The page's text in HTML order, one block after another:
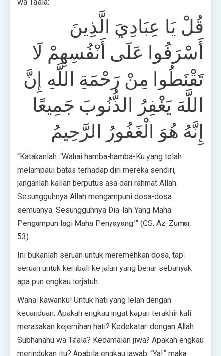
wa Ta’ala:
قُلْ يَا عِبَادِيَ الَّذِينَ
أَسْرَفُوا عَلَى أَنْفُسِهِمْ لَا
تَقْنَطُوا مِنْ رَحْمَةِ اللَّهِ إِنَّ
اللَّهَ يَغْفِرُ الذُّنُوبَ جَمِيعًا
إِنَّهُ هُوَ الْغَفُورُ الرَّحِيمُ
“Katakanlah: ‘Wahai hamba-hamba-Ku yang telah
melampaui batas terhadap diri mereka sendiri,
janganlah kalian berputus asa dari rahmat Allah.
Sesungguhnya Allah mengampuni dosa-dosa
semuanya. Sesungguhnya Dia-lah Yang Maha
Pengampun lagi Maha Penyayang.’” (QS. Az-Zumar:
53).
Ini bukanlah seruan untuk meremehkan dosa, tapi
seruan untuk kembali ke jalan yang benar sebanyak
apa pun engkau terjatuh.
Wahai kawanku! Untuk hati yang lelah dengan
kecanduan: Apakah engkau ingat kapan terakhir kali
merasakan kejernihan hati? Kedekatan dengan Allah
Subhanahu wa Ta’ala? Kedamaian jiwa? Apakah engkau
merindukan itu? Apabila engkau jawab: “Ya!” maka